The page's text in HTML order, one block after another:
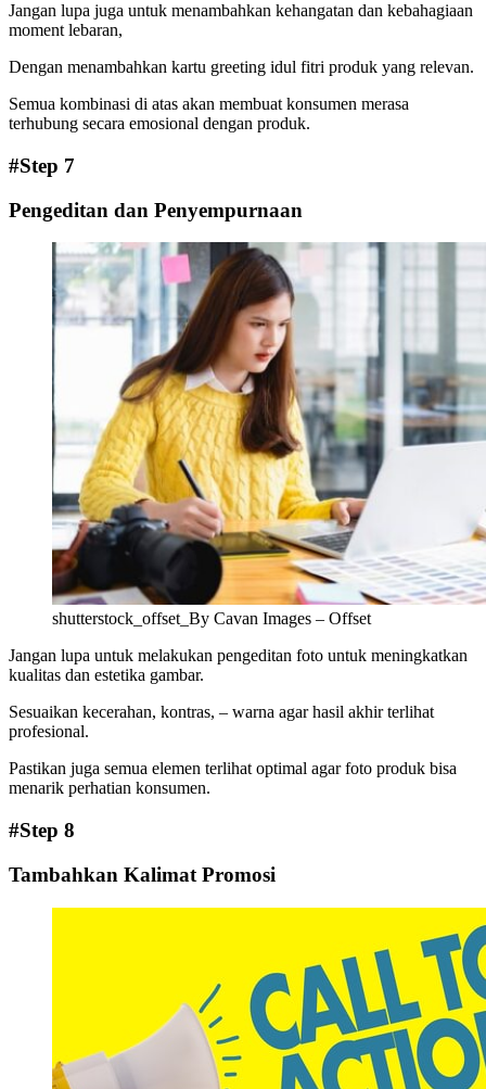
Jangan lupa juga untuk menambahkan kehangatan dan kebahagiaan
moment lebaran,
Dengan menambahkan kartu greeting idul fitri produk yang relevan.
Semua kombinasi di atas akan membuat konsumen merasa
terhubung secara emosional dengan produk.
#Step 7
Pengeditan dan Penyempurnaan
shutterstock_offset_By Cavan Images – Offset
Jangan lupa untuk melakukan pengeditan foto untuk meningkatkan
kualitas dan estetika gambar.
Sesuaikan kecerahan, kontras, – warna agar hasil akhir terlihat
profesional.
Pastikan juga semua elemen terlihat optimal agar foto produk bisa
menarik perhatian konsumen.
#Step 8
Tambahkan Kalimat Promosi